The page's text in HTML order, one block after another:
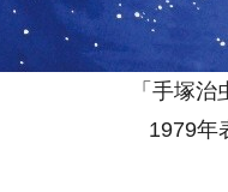
「手塚
1979年